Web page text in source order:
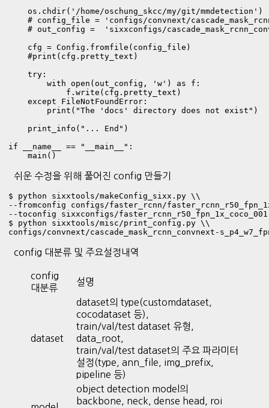
    os.chdir('/home/oschung_skcc/my/git/mmdetection')
# config_file = 'configs/convnext/
# out_config =  'sixxconfigs/
    cfg = Config.fromfile(config_file)
    #print(cfg.pretty_text)
    try:
        with open(out_config, 'w') as f:
            f.write(cfg.pretty_text)
    except FileNotFoundError:
        print("The 'docs' directory does not exist")
    print_info("... End")
if __name__ == "__main__":
    main()
쉬운 수정을 위해 풀어진 config 만들기
$ python sixxtools/makeConfig_sixx.py \\
--fromconfig configs/faster_rcnn/
--toconfig sixxconfigs/
$ python sixxtools/misc/print_config.py \\
config 대분류 및 주요설정내역
config
대분류
설명
dataset
dataset의 type(customdataset,
cocodataset 등),
train/val/test dataset 유형,
data_root,
train/val/test dataset의 주요 파라미터
설정(type, ann_file, img_prefix,
pipeline 등)
object detection model의
backbone, neck, dense head, roi